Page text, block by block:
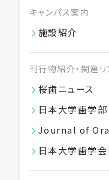
キャンパス案内
施設紹介
刊行物紹介・関連リ
桜歯ニュース
日本大学歯学
Journal of
日本大学歯学会